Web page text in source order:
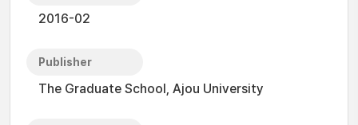
2016-02
Publisher
The Graduate School, Ajou University